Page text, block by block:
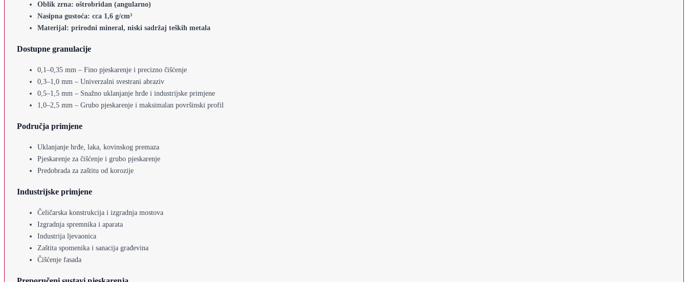
Oblik zrna: oštrobridan (angularno)
Nasipna gustoća: cca 1,6 g/cm³
Materijal: prirodni mineral, niski sadržaj teških metala
Dostupne granulacije
0,1–0,35 mm – Fino pjeskarenje i precizno čišćenje
0,3–1,0 mm – Univerzalni svestrani abraziv
0,5–1,5 mm – Snažno uklanjanje hrđe i industrijske primjene
1,0–2,5 mm – Grubo pjeskarenje i maksimalan površinski profil
Područja primjene
Uklanjanje hrđe, laka, kovinskog premaza
Pjeskarenje za čišćenje i grubo pjeskarenje
Predobrada za zaštitu od korozije
Industrijske primjene
Čeličarska konstrukcija i izgradnja mostova
Izgradnja spremnika i aparata
Industrija ljevaonica
Zaštita spomenika i sanacija građevina
Čišćenje fasada